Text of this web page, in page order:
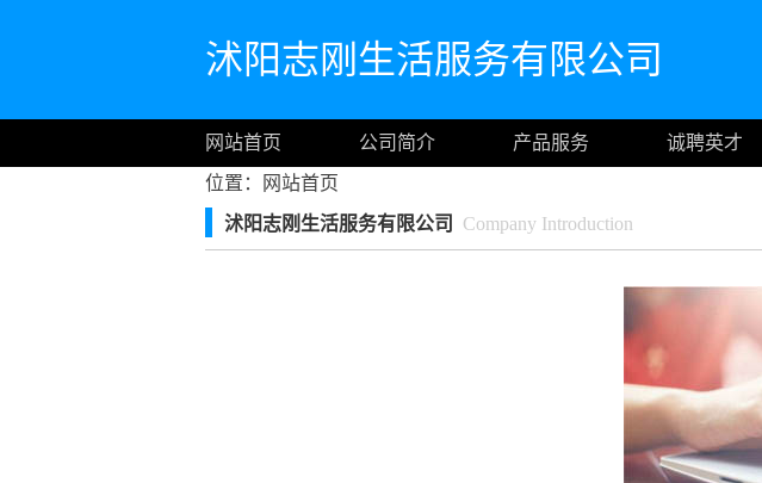
沭阳志刚生活服务有限公司
网站首页 公司简介 产品服务 诚聘英才
位置：
网站首页
沭阳志刚生活服务有限公司
Company Introduction